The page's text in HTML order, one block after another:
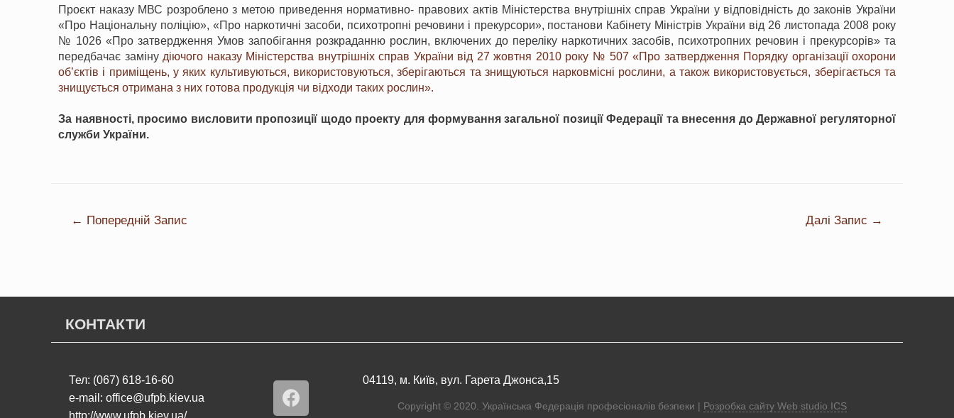
Проєкт наказу МВС розроблено з метою приведення нормативно- правових актів Міністерства внутрішніх справ України у відповідність до законів України
«Про Національну поліцію», «Про наркотичні засоби, психотропні речовини і прекурсори», постанови Кабінету Міністрів України від 26 листопада 2008 року
№ 1026 «Про затвердження Умов запобігання розкраданню рослин, включених до переліку наркотичних засобів, психотропних речовин і прекурсорів» та
передбачає заміну діючого наказу Міністерства внутрішніх справ України від 27 жовтня 2010 року № 507 «Про затвердження Порядку організації охорони
об’єктів і приміщень, у яких культивуються, використовуються, зберігаються та знищуються нарковмісні рослини, а також використовується, зберігається та
знищується отримана з них готова продукція чи відходи таких рослин».
За наявності, просимо висловити пропозиції щодо проекту для формування загальної позиції Федерації та внесення до Державної регуляторної
служби України.
← Попередній Запис Далі Запис →
КОНТАКТИ
Тел: (067) 618-16-60
e-mail: office@ufpb.kiev.ua
04119, м. Київ, вул. Гарета Джонса,15
Copyright © 2020. Українська Федерація професіоналів безпеки | Розробка сайту Web studio ICS